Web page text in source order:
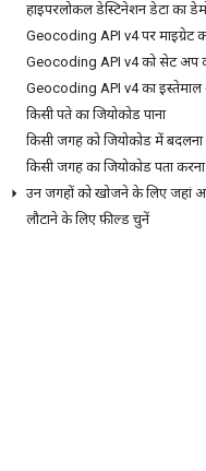
हाइपरलोकल डेस्टिनेशन डेटा का
Geocoding API v4 पर माइग्रेट
Geocoding API v4 को सेट अप
Geocoding API v4 का
किसी पते का जियोकोड पाना
किसी जगह को जियोकोड में बदलना
किसी जगह का जियोकोड पता करना
उन जगहों को खोजने के लिए जहां
लौटाने के लिए फ़ील्ड चुनें